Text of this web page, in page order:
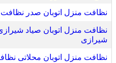
نظافت منزل اتوبان صدر نظافت
نظافت منزل اتوبان صیاد
شیرازی
نظافت منزل اتوبان محلاتی